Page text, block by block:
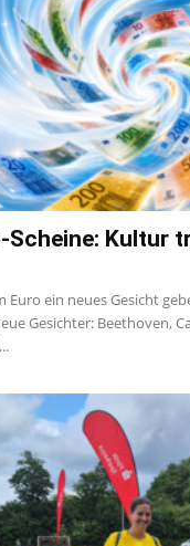
Scheine: Kultur
Euro ein neues Gesicht
Gesichter: Beethoven,